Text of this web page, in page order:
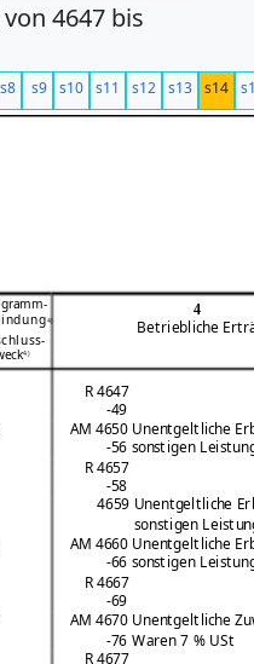
4647 bis
s8 s9 s10 s11 s12 s13 s14
4
4) Betriebliche
4)
R 4647
-49
AM 4650 Unentgeltliche
-56 sonstigen
R 4657
-58
4659 Unentgeltliche
sonstigen
AM 4660 Unentgeltliche
-66 sonstigen
R 4667
-69
AM 4670 Unentgeltliche
-76 Waren 7 % USt
R 4677